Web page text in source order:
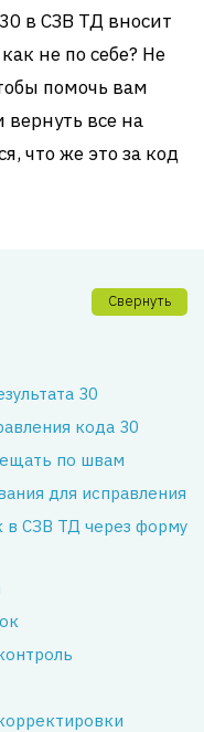
в СЗВ ТД вносит
не по себе? Не
помочь вам
вернуть все на
что же это за код
Свернуть
30
кода 30
по швам
для исправления
в СЗВ ТД через форму